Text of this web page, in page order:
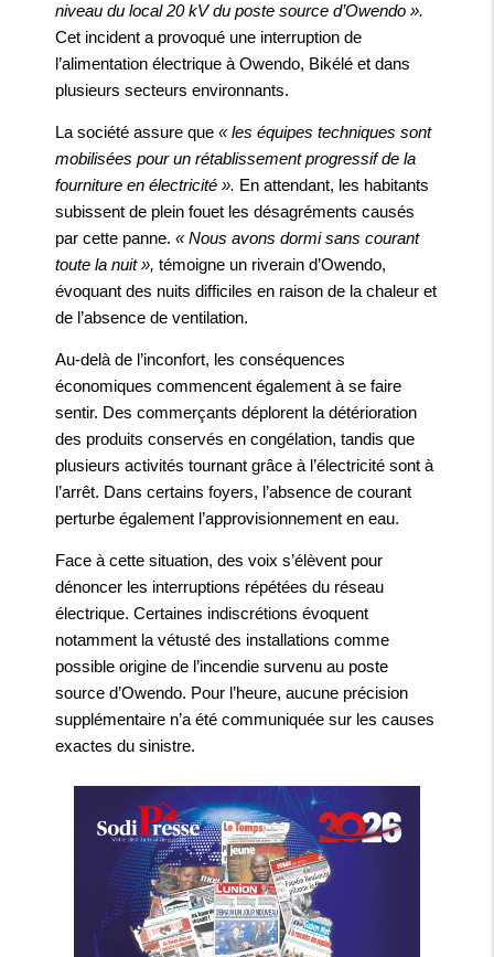
niveau du local 20 kV du poste source d’Owendo ».
Cet incident a provoqué une interruption de
l’alimentation électrique à Owendo, Bikélé et dans
plusieurs secteurs environnants.
La société assure que « les équipes techniques sont
mobilisées pour un rétablissement progressif de la
fourniture en électricité ». En attendant, les habitants
subissent de plein fouet les désagréments causés
par cette panne. « Nous avons dormi sans courant
toute la nuit », témoigne un riverain d’Owendo,
évoquant des nuits difficiles en raison de la chaleur et
de l’absence de ventilation.
Au-delà de l’inconfort, les conséquences
économiques commencent également à se faire
sentir. Des commerçants déplorent la détérioration
des produits conservés en congélation, tandis que
plusieurs activités tournant grâce à l’électricité sont à
l’arrêt. Dans certains foyers, l’absence de courant
perturbe également l’approvisionnement en eau.
Face à cette situation, des voix s’élèvent pour
dénoncer les interruptions répétées du réseau
électrique. Certaines indiscrétions évoquent
notamment la vétusté des installations comme
possible origine de l’incendie survenu au poste
source d’Owendo. Pour l’heure, aucune précision
supplémentaire n’a été communiquée sur les causes
exactes du sinistre.